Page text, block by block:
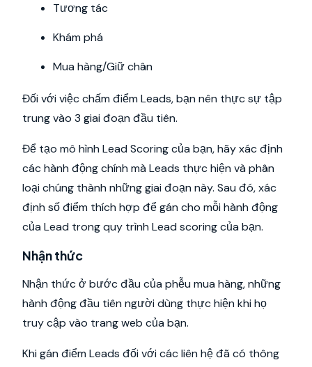
Tương tác
Khám phá
Mua hàng/Giữ chân
Đối với việc chấm điểm Leads, bạn nên thực sự tập
trung vào 3 giai đoạn đầu tiên.
Để tạo mô hình Lead Scoring của bạn, hãy xác định
các hành động chính mà Leads thực hiện và phân
loại chúng thành những giai đoạn này. Sau đó, xác
định số điểm thích hợp để gán cho mỗi hành động
của Lead trong quy trình Lead scoring của bạn.
Nhận thức
Nhận thức ở bước đầu của phễu mua hàng, những
hành động đầu tiên người dùng thực hiện khi họ
truy cập vào trang web của bạn.
Khi gán điểm Leads đối với các liên hệ đã có thông